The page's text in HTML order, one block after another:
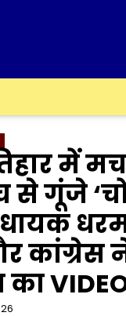
में
गूंजे
कांग्रेस